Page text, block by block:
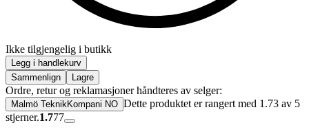
Ikke tilgjengelig i butikk
Legg i handlekurv
Sammenlign
Lagre
Ordre, retur og reklamasjoner håndteres av selger:
Malmö TeknikKompani NO Dette produktet er rangert med 1.73 av 5
stjerner.1.777